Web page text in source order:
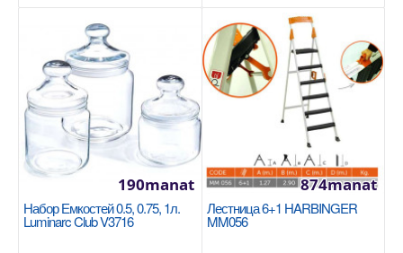
Диаметр: 22 см Материал: Жаропрочное стекло,
нержавеющая сталь Материал ручки: Бакелит
Клапан д..
330manat
Availability
В Корзину
Добавь в сравнения
Набор Емкостей 0.5, 0.75, 1л.
Luminarc Club V3716
190manat
Лестница 6+1 HARBINGER
MM056
874manat